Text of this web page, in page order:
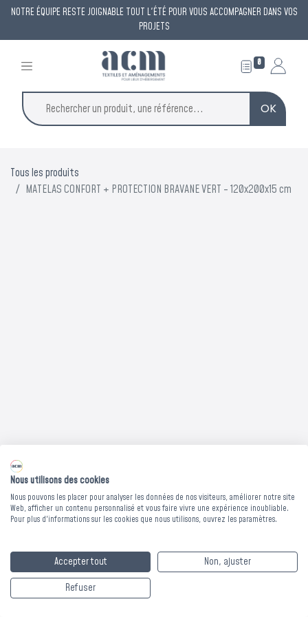
NOTRE ÉQUIPE RESTE JOIGNABLE TOUT L'ÉTÉ POUR VOUS ACCOMPAGNER DANS VOS
PROJETS
0
OK
Tous les produits
MATELAS CONFORT + PROTECTION BRAVANE VERT - 120x200x15 cm
MATELAS CONFORT
+ PROTECTION
BRAVANE VERT -
×
ACM reste à votre
écoute
Nous utilisons des cookies
Nous pouvons les placer pour analyser les données de nos visiteurs, améliorer notre site
Web, afficher un contenu personnalisé et vous faire vivre une expérience inoubliable.
Pour plus d'informations sur les cookies que nous utilisons, ouvrez les paramètres.
Accepter tout
Non, ajuster
Refuser